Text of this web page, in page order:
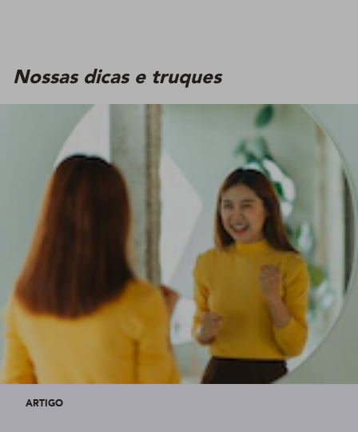
Nossas dicas e truques
ARTIGO